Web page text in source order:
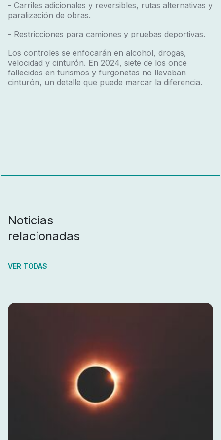
- Carriles adicionales y reversibles, rutas alternativas y
paralización de obras.
- Restricciones para camiones y pruebas deportivas.
Los controles se enfocarán en alcohol, drogas,
velocidad y cinturón. En 2024, siete de los once
fallecidos en turismos y furgonetas no llevaban
cinturón, un detalle que puede marcar la diferencia.
Noticias
relacionadas
VER TODAS